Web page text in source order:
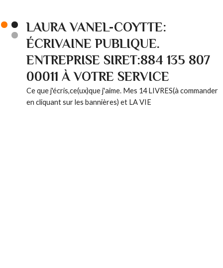
LAURA VANEL-COYTTE:
ÉCRIVAINE PUBLIQUE.
ENTREPRISE SIRET:884 135 807
00011 À VOTRE SERVICE
Ce que j'écris,ce(ux)que j'aime. Mes 14 LIVRES(à commander
en cliquant sur les bannières) et LA VIE